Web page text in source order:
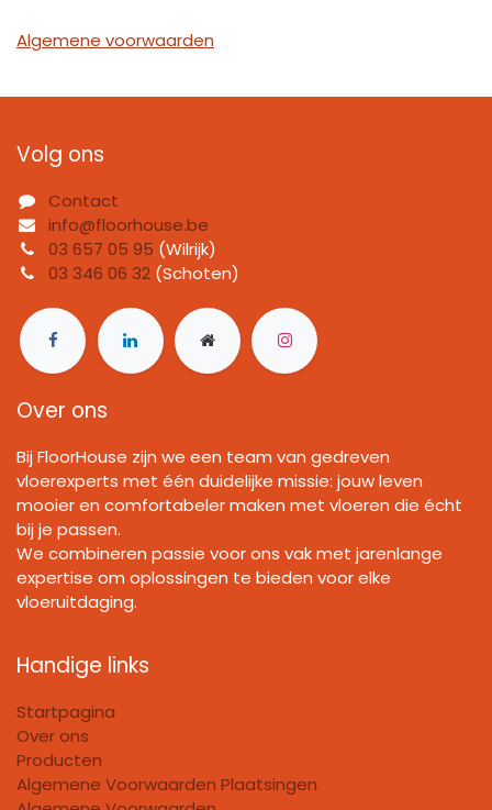
Algemene voorwaarden
Volg ons
Contact
info@floorhouse.be
03 657 05 95 (Wilrijk)
03 346 06 32 (Schoten)
Over ons
Bij FloorHouse zijn we een team van gedreven
vloerexperts met één duidelijke missie: jouw leven
mooier en comfortabeler maken met vloeren die écht
bij je passen.
We combineren passie voor ons vak met jarenlange
expertise om oplossingen te bieden voor elke
vloeruitdaging.
Handige links
Startpagina
Over ons
Producten
Algemene Voorwaarden Plaatsingen